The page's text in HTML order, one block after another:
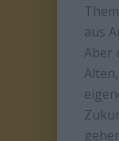
aus
Aber